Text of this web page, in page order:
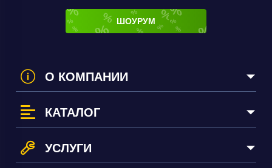
ШОУРУМ
О КОМПАНИИ
КАТАЛОГ
УСЛУГИ